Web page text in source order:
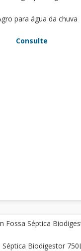
para água da chuva
Consulte
Séptica Biodigestor 750L